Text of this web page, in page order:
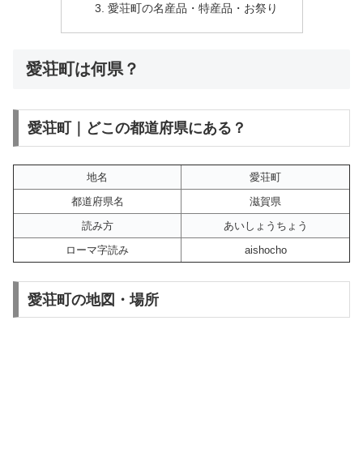
愛荘町の名産品・特産品・お祭り
愛荘町は何県？
愛荘町｜どこの都道府県にある？
地名
愛荘町
都道府県名
滋賀県
読み方
あいしょうちょう
ローマ字読み
aishocho
愛荘町の地図・場所